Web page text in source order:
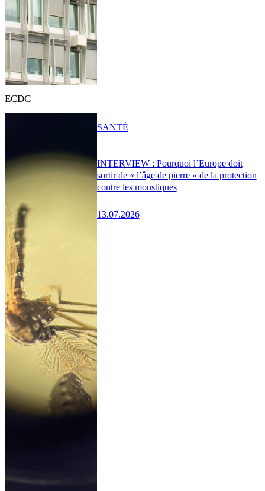
ECDC
INTERVIEW : Pourquoi l’Europe doit
sortir de « l’âge de pierre » de la protection
contre les moustiques
13.07.2026
SANTÉ